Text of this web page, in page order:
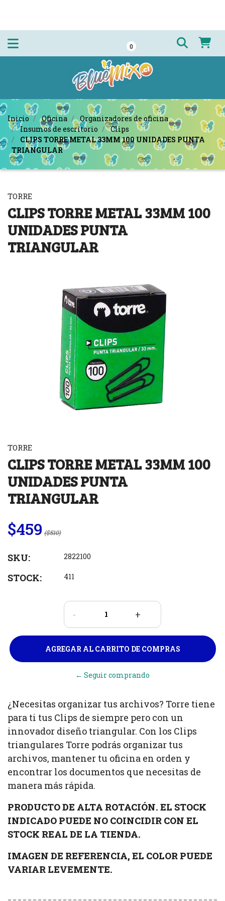
0
Inicio Oficina
Organizadores de oficina
Insumos de escritorio
Clips
CLIPS TORRE METAL 33MM 100 UNIDADES PUNTA
TRIANGULAR
TORRE
CLIPS TORRE METAL 33MM 100
UNIDADES PUNTA
TRIANGULAR
TORRE
CLIPS TORRE METAL 33MM 100
UNIDADES PUNTA
TRIANGULAR
$459 ($510)
SKU: 2822100
STOCK: 411
- +
← Seguir comprando
¿Necesitas organizar tus archivos? Torre tiene
para ti tus Clips de siempre pero con un
innovador diseño triangular. Con los Clips
triangulares Torre podrás organizar tus
archivos, mantener tu oficina en orden y
encontrar los documentos que necesitas de
manera más rápida.
PRODUCTO DE ALTA ROTACIÓN. EL STOCK
INDICADO PUEDE NO COINCIDIR CON EL
STOCK REAL DE LA TIENDA.
IMAGEN DE REFERENCIA, EL COLOR PUEDE
VARIAR LEVEMENTE.